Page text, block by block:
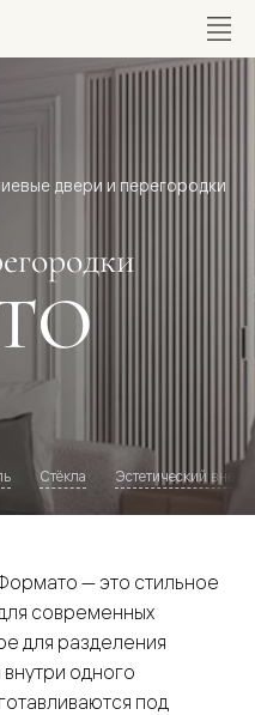
двери и перегородки
Стёкла Эстетический
— это стильное
современных
для разделения
одного
под